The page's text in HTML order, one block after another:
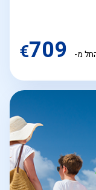
מ- €709